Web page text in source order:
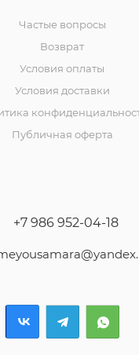
Частые вопросы
Возврат
Условия оплаты
Условия доставки
Публичная оферта
+7 986 952-04-18